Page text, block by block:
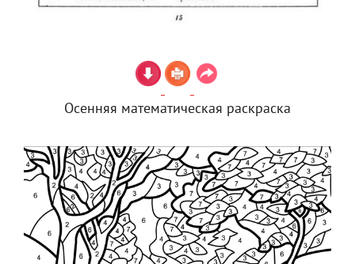
Осенняя математическая раскраска